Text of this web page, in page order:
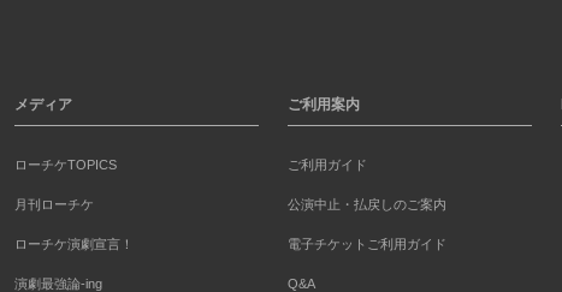
メディア
ローチケTOPICS
月刊ローチケ
ローチケ演劇宣言！
演劇最強論-ing
ご利用案内
ご利用ガイド
公演中止・払戻しのご案内
電子チケットご利用ガイド
Q&A